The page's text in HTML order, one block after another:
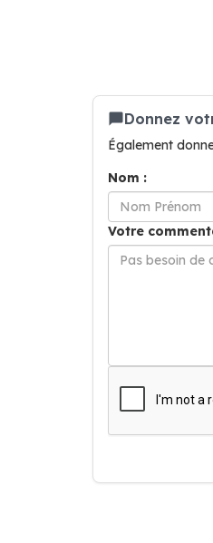
Donnez
Également
Nom :
Votre